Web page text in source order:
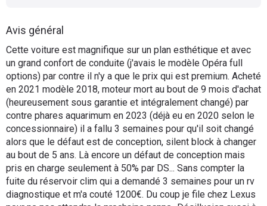
Moto
Marques
Avis général
Cette voiture est magnifique sur un plan esthétique et avec
un grand confort de conduite (j'avais le modèle Opéra full
options) par contre il n'y a que le prix qui est premium. Acheté
en 2021 modèle 2018, moteur mort au bout de 9 mois d'achat
(heureusement sous garantie et intégralement changé) par
contre phares aquarimum en 2023 (déjà eu en 2020 selon le
concessionnaire) il a fallu 3 semaines pour qu'il soit changé
alors que le défaut est de conception, silent block à changer
au bout de 5 ans. Là encore un défaut de conception mais
pris en charge seulement à 50% par DS... Sans compter la
fuite du réservoir clim qui a demandé 3 semaines pour un rv
diagnostique et m'a couté 1200€. Du coup je file chez Lexus